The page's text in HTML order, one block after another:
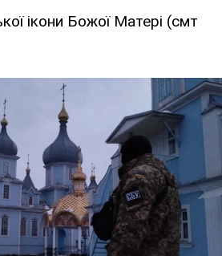
ікони Божої Матері (смт